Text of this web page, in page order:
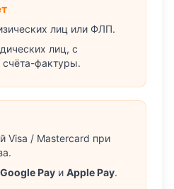
лиц или ФЛП.
лиц, с
фактуры.
Visa / Mastercard при
Google Pay и Apple Pay.